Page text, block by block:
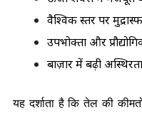
वैश्विक स्तर पर
उपभोक्ता और
बाज़ार में बढ़ी अस्थिरता
यह दर्शाता है कि तेल की